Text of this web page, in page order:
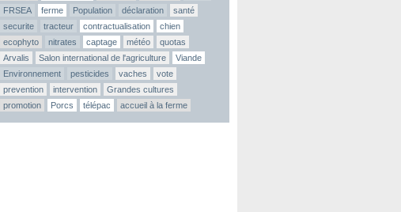
FRSEA
ferme Population déclaration
santé
securite
tracteur contractualisation
chien
ecophyto
nitrates captage météo
quotas
Arvalis
Salon international de l'agriculture
Viande
Environnement
pesticides vaches
vote
prevention
intervention
Grandes cultures
promotion
Porcs télépac accueil à la ferme